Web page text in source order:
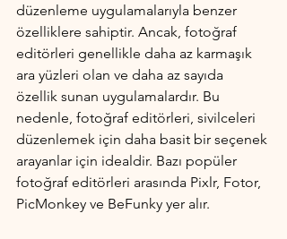
düzenleme uygulamalarıyla benzer
özelliklere sahiptir. Ancak, fotoğraf
editörleri genellikle daha az karmaşık
ara yüzleri olan ve daha az sayıda
özellik sunan uygulamalardır. Bu
nedenle, fotoğraf editörleri, sivilceleri
düzenlemek için daha basit bir seçenek
arayanlar için idealdir. Bazı popüler
fotoğraf editörleri arasında Pixlr, Fotor,
PicMonkey ve BeFunky yer alır.